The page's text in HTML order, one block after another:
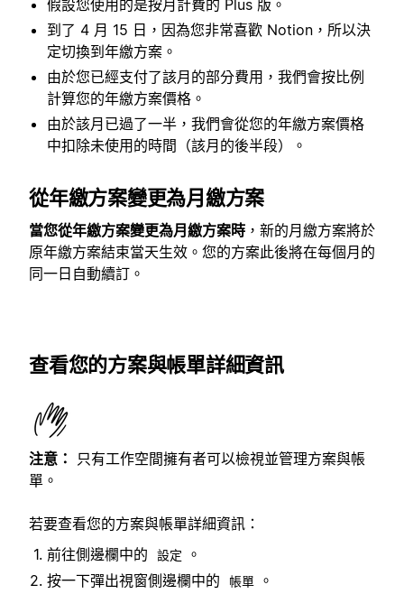
假設您使用的是按月計費的 Plus 版。
到了 4 月 15 日，因為您非常喜歡 Notion，所以決
定切換到年繳方案。
由於您已經支付了該月的部分費用，我們會按比例
計算您的年繳方案價格。
由於該月已過了一半，我們會從您的年繳方案價格
中扣除未使用的時間（該月的後半段）。
從年繳方案變更為月繳方案
當您從年繳方案變更為月繳方案時 ，新的月繳方案將於
原年繳方案結束當天生效。您的方案此後將在每個月的
同一日自動續訂。
查看您的方案與帳單詳細資訊
注意：
只有工作空間擁有者可以檢視並管理方案與帳
單。
若要查看您的方案與帳單詳細資訊：
前往側邊欄中的
設定
。
按一下彈出視窗側邊欄中的
帳單 。